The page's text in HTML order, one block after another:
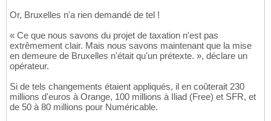
Or, Bruxelles n'a rien demandé de tel !
« Ce que nous savons du projet de taxation n'est pas
extrêmement clair. Mais nous savons maintenant que la mise
en demeure de Bruxelles n'était qu'un prétexte. », déclare un
opérateur.
Si de tels changements étaient appliqués, il en coûterait 230
millions d'euros à Orange, 100 millions à Iliad (Free) et SFR, et
de 50 à 80 millions pour Numéricable.